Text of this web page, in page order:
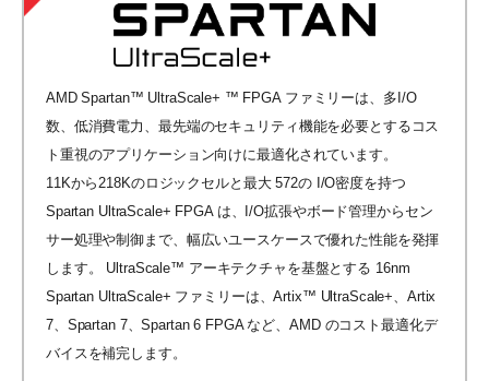
AMD Spartan™ UltraScale+ ™ FPGA ファミリーは、多I/O
数、低消費電力、最先端のセキュリティ機能を必要とするコス
ト重視のアプリケーション向けに最適化されています。
11Kから218Kのロジックセルと最大 572の I/O密度を持つ
Spartan UltraScale+ FPGA は、I/O拡張やボード管理からセン
サー処理や制御まで、幅広いユースケースで優れた性能を発揮
します。 UltraScale™ アーキテクチャを基盤とする 16nm
Spartan UltraScale+ ファミリーは、Artix™ UltraScale+、Artix
7、Spartan 7、Spartan 6 FPGA など、AMD のコスト最適化デ
バイスを補完します。